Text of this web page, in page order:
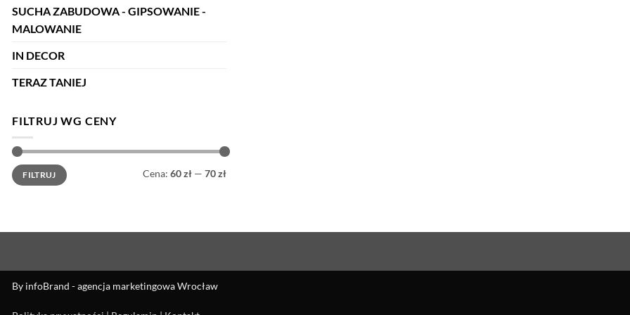
SUCHA ZABUDOWA - GIPSOWANIE -
MALOWANIE
IN DECOR
TERAZ TANIEJ
FILTRUJ WG CENY
Cena
min
Cena
maxFILTRUJ Cena: 60 zł — 70 zł
By infoBrand - agencja marketingowa Wrocław